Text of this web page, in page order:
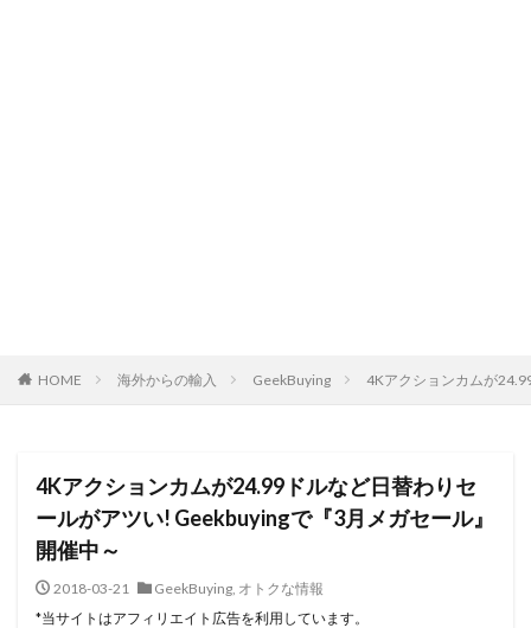
HOME 海外からの輸入 GeekBuying 4Kアクションカムが
4Kアクションカムが24.99ドルなど日替わりセ
ールがアツい! Geekbuyingで『3月メガセール』
開催中～
2018-03-21 GeekBuying, オトクな情報
*当サイトはアフィリエイト広告を利用しています。